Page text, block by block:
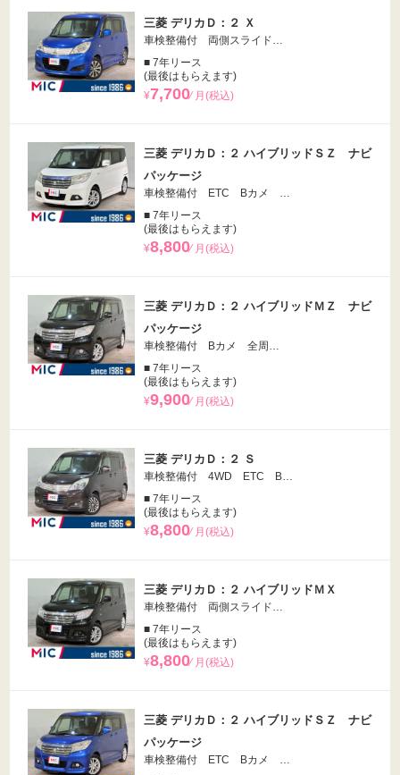
三菱 デリカＤ：２ Ｘ
車検整備付 両側スライド…
■ 7年リース
(最後はもらえます)
¥7,700⁄ 月(税込)
三菱 デリカＤ：２ ハイブリッドＳＺ ナビ
パッケージ
車検整備付 ETC Bカメ …
■ 7年リース
(最後はもらえます)
¥8,800⁄ 月(税込)
三菱 デリカＤ：２ ハイブリッドＭＺ ナビ
パッケージ
車検整備付 Bカメ 全周…
■ 7年リース
(最後はもらえます)
¥9,900⁄ 月(税込)
三菱 デリカＤ：２ Ｓ
車検整備付 4WD ETC B…
■ 7年リース
(最後はもらえます)
¥8,800⁄ 月(税込)
三菱 デリカＤ：２ ハイブリッドＭＸ
車検整備付 両側スライド…
■ 7年リース
(最後はもらえます)
¥8,800⁄ 月(税込)
三菱 デリカＤ：２ ハイブリッドＳＺ ナビ
パッケージ
車検整備付 ETC Bカメ …